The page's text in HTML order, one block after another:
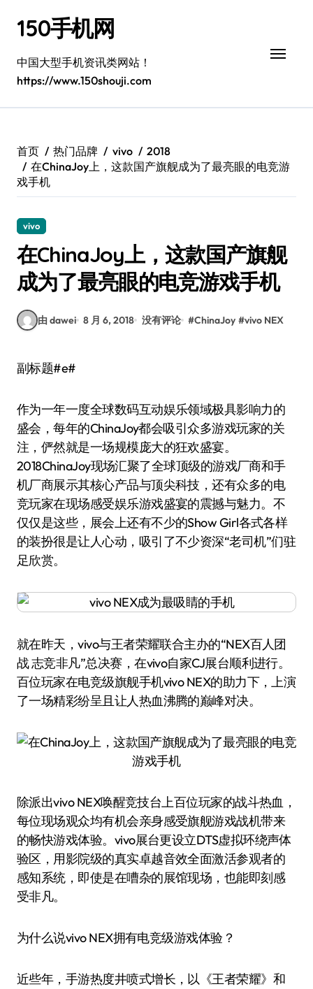
150手机网
中国大型手机资讯类网站！
https://www.150shouji.com
首页 热门品牌 vivo
2018
在ChinaJoy上，这款国产旗舰成为了最亮眼的电竞游
戏手机
vivo
在ChinaJoy上，这款国产旗舰
成为了最亮眼的电竞游戏手机
由 dawei 8 月 6, 2018 没有评论 #ChinaJoy #vivo NEX
副标题#e#
作为一年一度全球数码互动娱乐领域极具影响力的
盛会，每年的ChinaJoy都会吸引众多游戏玩家的关
注，俨然就是一场规模庞大的狂欢盛宴。
2018ChinaJoy现场汇聚了全球顶级的游戏厂商和手
机厂商展示其核心产品与顶尖科技，还有众多的电
竞玩家在现场感受娱乐游戏盛宴的震撼与魅力。不
仅仅是这些，展会上还有不少的Show Girl各式各样
的装扮很是让人心动，吸引了不少资深“老司机”们驻
足欣赏。
就在昨天，vivo与王者荣耀联合主办的“NEX百人团
战 志竞非凡”总决赛，在vivo自家CJ展台顺利进行。
百位玩家在电竞级旗舰手机vivo NEX的助力下，上演
了一场精彩纷呈且让人热血沸腾的巅峰对决。
除派出vivo NEX唤醒竞技台上百位玩家的战斗热血，
每位现场观众均有机会亲身感受旗舰游戏战机带来
的畅快游戏体验。vivo展台更设立DTS虚拟环绕声体
验区，用影院级的真实卓越音效全面激活参观者的
感知系统，即使是在嘈杂的展馆现场，也能即刻感
受非凡。
为什么说vivo NEX拥有电竞级游戏体验？
近些年，手游热度井喷式增长，以《王者荣耀》和